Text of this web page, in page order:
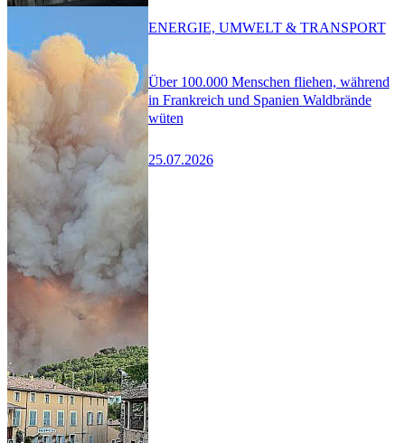
Über 100.000 Menschen fliehen, während
in Frankreich und Spanien Waldbrände
wüten
25.07.2026
ENERGIE, UMWELT & TRANSPORT